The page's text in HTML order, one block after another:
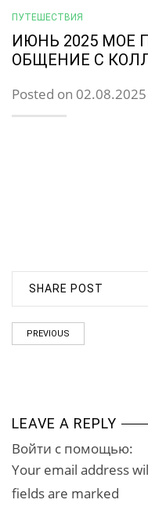
ПУТЕШЕСТВИЯ
ИЮНЬ 2025 МОЕ
ОБЩЕНИЕ С
Posted on
SHARE POST
PREVIOUS
LEAVE A REPLY
Войти с помощью:
Your email address
fields are marked